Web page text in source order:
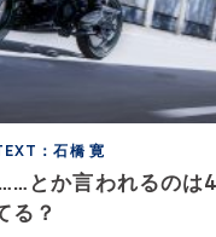
：石橋 寛
とか言われるのは
る？